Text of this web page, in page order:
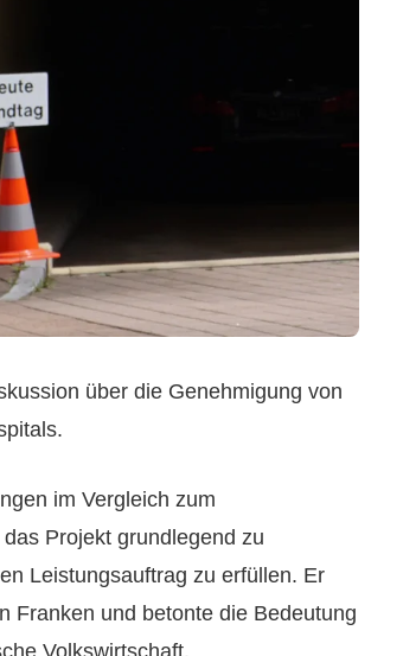
über die Genehmigung von
im Vergleich zum
Projekt grundlegend zu
Leistungsauftrag zu erfüllen. Er
Franken und betonte die Bedeutung
Volkswirtschaft.